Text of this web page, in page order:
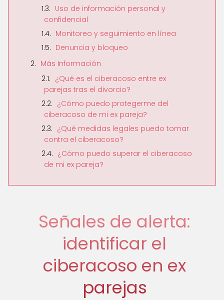
Uso de información personal y
confidencial
Monitoreo y seguimiento en línea
Denuncia y bloqueo
Más Información
¿Qué es el ciberacoso entre ex
parejas tras el divorcio?
¿Cómo puedo protegerme del
ciberacoso de mi ex pareja?
¿Qué medidas legales puedo tomar
contra el ciberacoso?
¿Cómo puedo superar el ciberacoso
de mi ex pareja?
Señales de alerta:
identificar el
ciberacoso en ex
parejas